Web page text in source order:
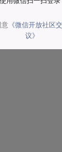
意 《微信开放社区
议》